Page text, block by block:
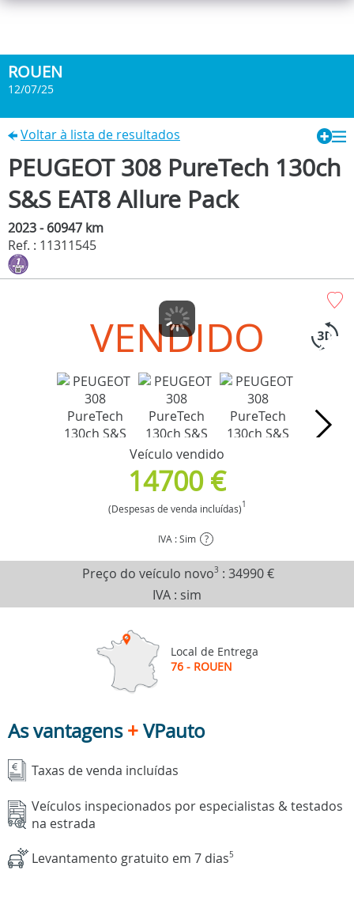
ROUEN
12/07/25
Voltar à lista de resultados
PEUGEOT 308 PureTech 130ch
S&S EAT8 Allure Pack
2023 - 60947 km
Ref. : 11311545
VENDIDO
Veículo vendido
14700 €
(Despesas de venda incluídas)1
IVA : Sim ?
Preço do veículo novo3 : 34990 €
IVA : sim
Local de Entrega
76 - ROUEN
As vantagens+VPauto
Taxas de venda incluídas
Veículos inspecionados por especialistas & testados
na estrada
Levantamento gratuito em 7 dias5